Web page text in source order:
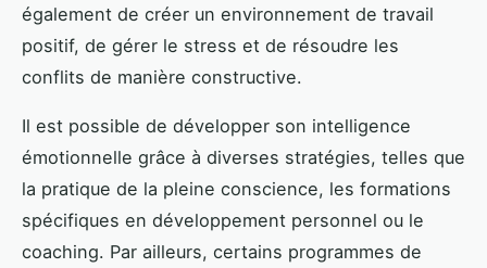
également de créer un environnement de travail
positif, de gérer le stress et de résoudre les
conflits de manière constructive.
Il est possible de développer son intelligence
émotionnelle grâce à diverses stratégies, telles que
la pratique de la pleine conscience, les formations
spécifiques en développement personnel ou le
coaching. Par ailleurs, certains programmes de